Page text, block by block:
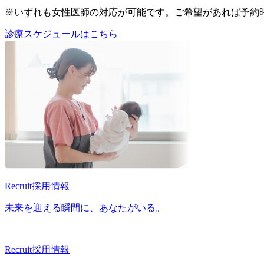
※いずれも女性医師の対応が可能です。ご希望があれば予約
診療スケジュールはこちら
Recruit採用情報
未来を迎える瞬間に、あなたがいる。
Recruit採用情報